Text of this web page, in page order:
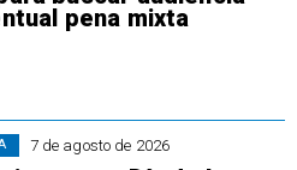
pena mixta
7 de agosto de 2026